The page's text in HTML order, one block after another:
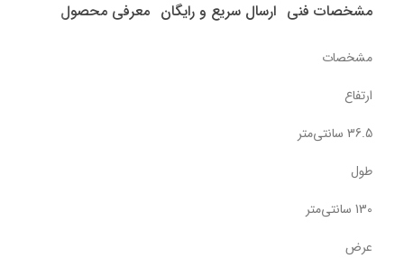
مشخصات فنی ارسال سریع و رایگان معرفی محصول
مشخصات
ارتفاع
36.5 سانتی‌متر
طول
130 سانتی‌متر
عرض